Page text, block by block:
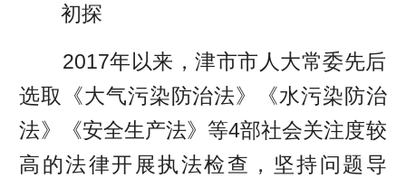
初探
2017年以来，津市市人大常委先后
选取《大气污染防治法》《水污染防治
法》《安全生产法》等4部社会关注度较
高的法律开展执法检查，坚持问题导